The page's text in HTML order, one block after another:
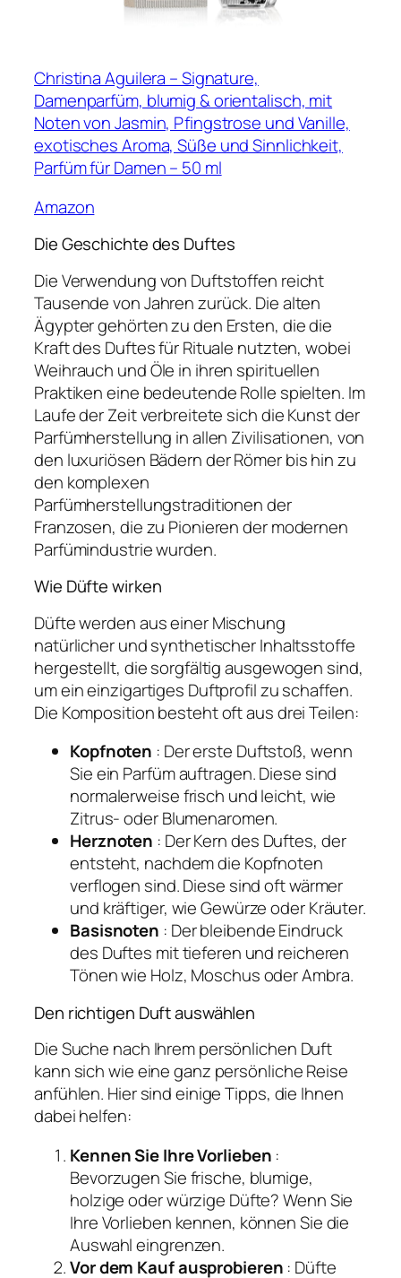
Christina Aguilera – Signature,
Damenparfüm, blumig & orientalisch, mit
Noten von Jasmin, Pfingstrose und Vanille,
exotisches Aroma, Süße und Sinnlichkeit,
Parfüm für Damen – 50 ml
Amazon
Die Geschichte des Duftes
Die Verwendung von Duftstoffen reicht
Tausende von Jahren zurück. Die alten
Ägypter gehörten zu den Ersten, die die
Kraft des Duftes für Rituale nutzten, wobei
Weihrauch und Öle in ihren spirituellen
Praktiken eine bedeutende Rolle spielten. Im
Laufe der Zeit verbreitete sich die Kunst der
Parfümherstellung in allen Zivilisationen, von
den luxuriösen Bädern der Römer bis hin zu
den komplexen
Parfümherstellungstraditionen der
Franzosen, die zu Pionieren der modernen
Parfümindustrie wurden.
Wie Düfte wirken
Düfte werden aus einer Mischung
natürlicher und synthetischer Inhaltsstoffe
hergestellt, die sorgfältig ausgewogen sind,
um ein einzigartiges Duftprofil zu schaffen.
Die Komposition besteht oft aus drei Teilen:
Kopfnoten : Der erste Duftstoß, wenn
Sie ein Parfüm auftragen. Diese sind
normalerweise frisch und leicht, wie
Zitrus- oder Blumenaromen.
Herznoten : Der Kern des Duftes, der
entsteht, nachdem die Kopfnoten
verflogen sind. Diese sind oft wärmer
und kräftiger, wie Gewürze oder Kräuter.
Basisnoten : Der bleibende Eindruck
des Duftes mit tieferen und reicheren
Tönen wie Holz, Moschus oder Ambra.
Den richtigen Duft auswählen
Die Suche nach Ihrem persönlichen Duft
kann sich wie eine ganz persönliche Reise
anfühlen. Hier sind einige Tipps, die Ihnen
dabei helfen:
Kennen Sie Ihre Vorlieben :
Bevorzugen Sie frische, blumige,
holzige oder würzige Düfte? Wenn Sie
Ihre Vorlieben kennen, können Sie die
Auswahl eingrenzen.
Vor dem Kauf ausprobieren : Düfte